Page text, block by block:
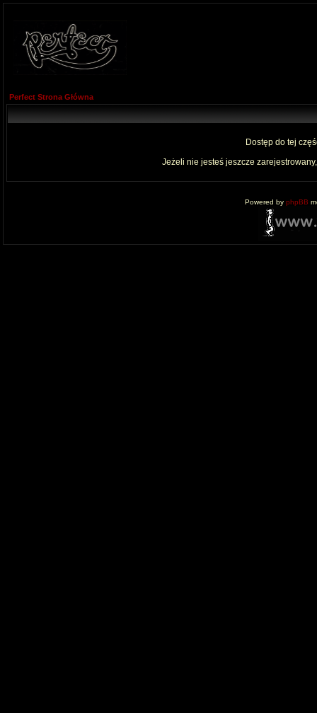
Perfect Strona Główna
Dostęp do tej
Jeżeli nie jesteś jeszcze
Powered by phpBB